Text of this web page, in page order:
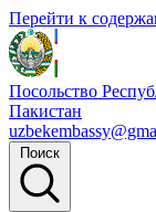
Перейти к
Посольство
Пакистан
Поиск